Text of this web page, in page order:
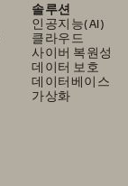
솔루션
인공지능(AI)
클라우드
사이버 복원성
데이터 보호
데이터베이스
가상화